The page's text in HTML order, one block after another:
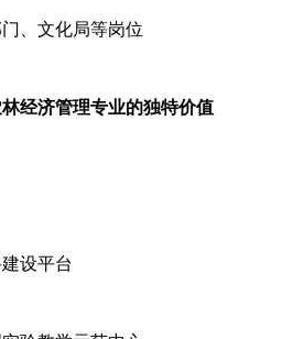
、文化局等岗位
经济管理专业的独特价值
设平台